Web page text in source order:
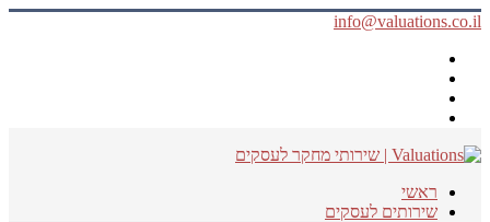
info@valuations.co.il
ראשי
שירותים לעסקים